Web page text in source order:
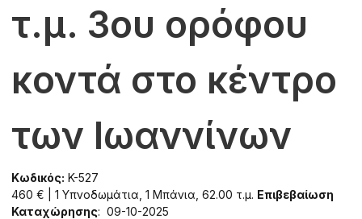
τ.μ. 3ου ορόφου
κοντά στο κέντρο
των Ιωαννίνων
Κωδικός: K-527
460 € | 1 Υπνοδωμάτια, 1 Μπάνια, 62.00 τ.μ. Επιβεβαίωση
Καταχώρησης: 09-10-2025